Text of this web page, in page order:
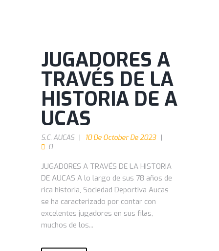
JUGADORES A
TRAVÉS DE LA
HISTORIA DE A
UCAS
S.C. AUCAS
10 De October De 2023
0
JUGADORES A TRAVÉS DE LA HISTORIA
DE AUCAS A lo largo de sus 78 años de
rica historia, Sociedad Deportiva Aucas
se ha caracterizado por contar con
excelentes jugadores en sus filas,
muchos de los...